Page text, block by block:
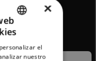
from the
ENGLISH
GERMAN
×
el
nuestro